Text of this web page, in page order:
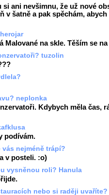
ani nevšimnu, že už nové
v šatně a pak spěchám, abych
Malované na skle. Těším se
tuzolin
neplonka
Kdybych měla čas,
podívám.
nejméně trápí?
v posteli. :o)
vysněnou roli? Hanula
nebo si raději uvaříte?